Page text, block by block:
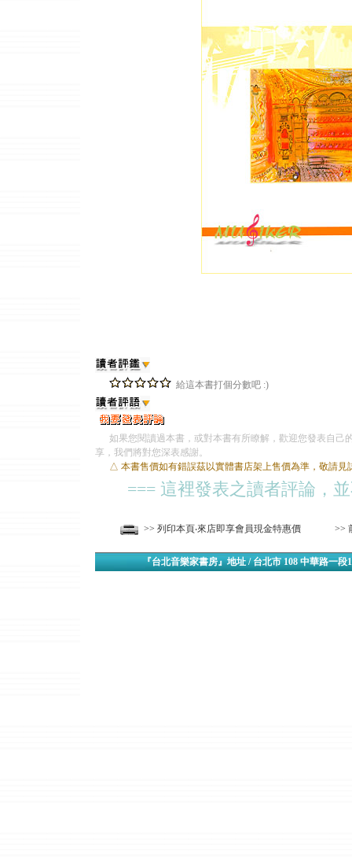
給這本書打個分數吧 :)
如果您閱讀過本書，或對本書有所瞭解，歡迎您發表自己
享，我們將對您深表感謝。
△ 本書售價如有錯誤茲以實體書店架上售價為準，敬請見
=== 這裡發表之讀者評論，
>> 列印本頁‧來店即享會員現金特惠價 >>
『台北音樂家書房』地址 / 台北市 108 中華路一段